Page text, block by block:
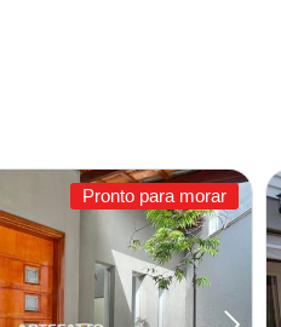
Pronto para morar